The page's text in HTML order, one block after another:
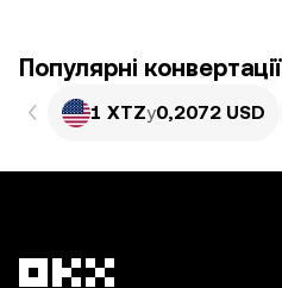
Популярні конвертації
1 XTZу0,2072 USD